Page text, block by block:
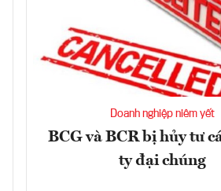
Doanh nghiệp niêm yết
BCG và BCR bị hủy tư
ty đại chúng